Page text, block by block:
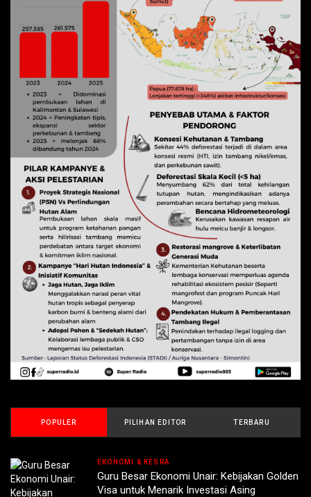
POPULER PILIHAN EDITOR TERBARU
EKONOMI & KESRA
Guru Besar Ekonomi Unair: Kebijakan Golden
Visa untuk Menarik Investasi Asing